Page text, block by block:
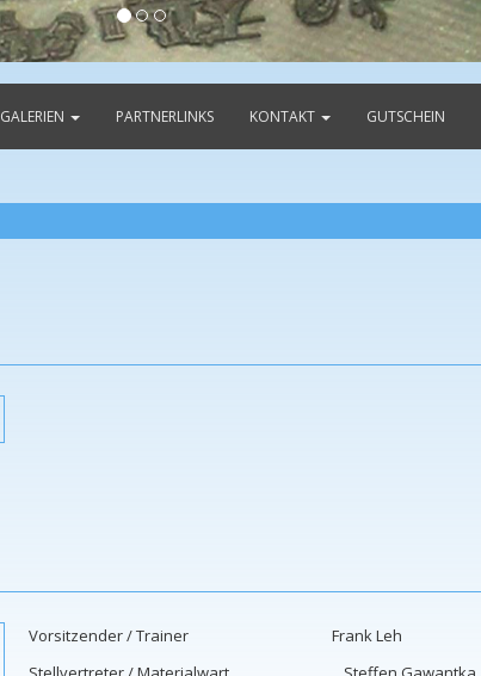
GALERIEN PARTNERLINKS KONTAKT GUTSCHEIN
Vorsitzender / Trainer Frank Leh